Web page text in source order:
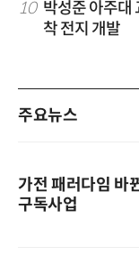
10 박성준 아주대
착 전지 개발
주요뉴스
가전 패러다임
구독사업